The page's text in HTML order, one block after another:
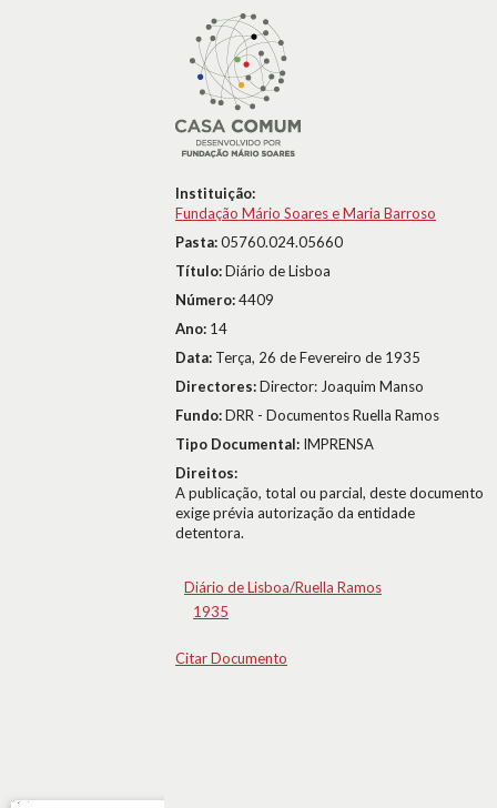
Instituição:
Fundação Mário Soares e Maria Barroso
Pasta:05760.024.05660
Título:Diário de Lisboa
Número:4409
Ano: 14
Data: Terça, 26 de Fevereiro de 1935
Directores:Director: Joaquim Manso
Fundo:DRR - Documentos Ruella Ramos
Tipo Documental: IMPRENSA
Direitos:
A publicação, total ou parcial, deste documento
exige prévia autorização da entidade
detentora.
Diário de Lisboa/Ruella Ramos
1935
Citar Documento